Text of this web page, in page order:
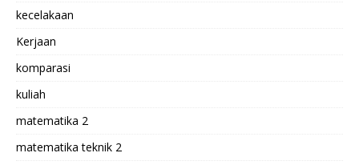
kecelakaan
Kerjaan
komparasi
kuliah
matematika 2
matematika teknik 2